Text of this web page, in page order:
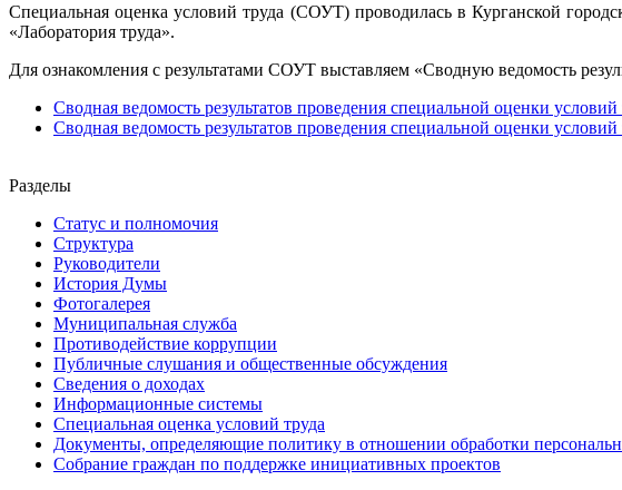
Специальная оценка условий труда (СОУТ) проводилась в Курганской
«Лаборатория труда».
Для ознакомления с результатами СОУТ выставляем «Сводную ведомость
Сводная ведомость результатов проведения специальной оценки условий
Сводная ведомость результатов проведения специальной оценки
Разделы
Статус и полномочия
Структура
Руководители
История Думы
Фотогалерея
Муниципальная служба
Противодействие коррупции
Публичные слушания и общественные обсуждения
Сведения о доходах
Информационные системы
Специальная оценка условий труда
Документы, определяющие политику в отношении обработки
Собрание граждан по поддержке инициативных проектов